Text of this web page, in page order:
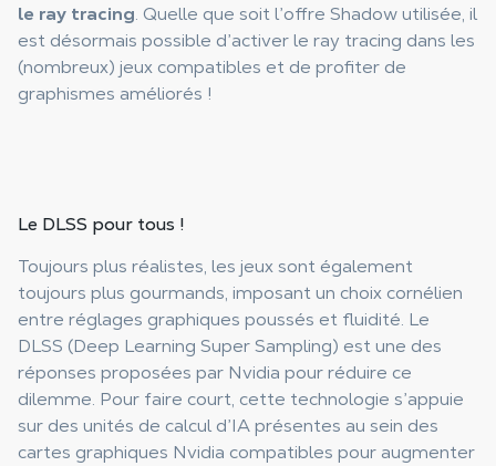
le ray tracing. Quelle que soit l’offre Shadow utilisée, il
est désormais possible d’activer le ray tracing dans les
(nombreux) jeux compatibles et de profiter de
graphismes améliorés !
Le DLSS pour tous !
Toujours plus réalistes, les jeux sont également
toujours plus gourmands, imposant un choix cornélien
entre réglages graphiques poussés et fluidité. Le
DLSS (Deep Learning Super Sampling) est une des
réponses proposées par Nvidia pour réduire ce
dilemme. Pour faire court, cette technologie s’appuie
sur des unités de calcul d’IA présentes au sein des
cartes graphiques Nvidia compatibles pour augmenter